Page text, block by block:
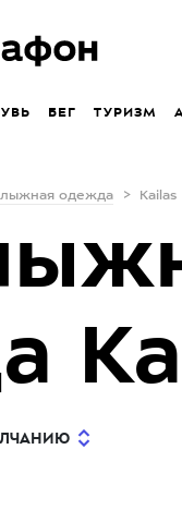
БЕГ ТУРИЗМ
одежда Kailas